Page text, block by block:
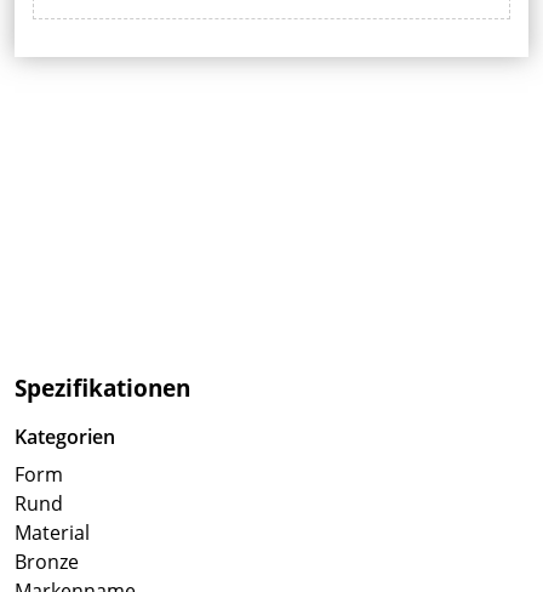
Spezifikationen
Kategorien
Form
Rund
Material
Bronze